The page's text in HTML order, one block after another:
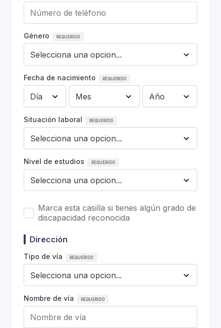
Género
Fecha de nacimiento
Situación laboral
Nivel de estudios
Marca esta casilla si tienes algún grado de
discapacidad reconocida
Dirección
Tipo de vía
Nombre de vía